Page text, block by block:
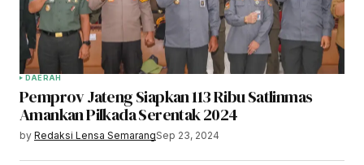
DAERAH
Pemprov Jateng Siapkan 113 Ribu Satlinmas
Amankan Pilkada Serentak 2024
by Redaksi Lensa SemarangSep 23, 2024